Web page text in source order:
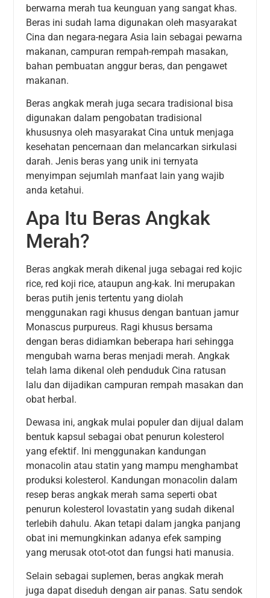
berwarna merah tua keunguan yang sangat khas.
Beras ini sudah lama digunakan oleh masyarakat
Cina dan negara-negara Asia lain sebagai pewarna
makanan, campuran rempah-rempah masakan,
bahan pembuatan anggur beras, dan pengawet
makanan.
Beras angkak merah juga secara tradisional bisa
digunakan dalam pengobatan tradisional
khususnya oleh masyarakat Cina untuk menjaga
kesehatan pencernaan dan melancarkan sirkulasi
darah. Jenis beras yang unik ini ternyata
menyimpan sejumlah manfaat lain yang wajib
anda ketahui.
Apa Itu Beras Angkak
Merah?
Beras angkak merah dikenal juga sebagai red kojic
rice, red koji rice, ataupun ang-kak. Ini merupakan
beras putih jenis tertentu yang diolah
menggunakan ragi khusus dengan bantuan jamur
Monascus purpureus. Ragi khusus bersama
dengan beras didiamkan beberapa hari sehingga
mengubah warna beras menjadi merah. Angkak
telah lama dikenal oleh penduduk Cina ratusan
lalu dan dijadikan campuran rempah masakan dan
obat herbal.
Dewasa ini, angkak mulai populer dan dijual dalam
bentuk kapsul sebagai obat penurun kolesterol
yang efektif. Ini menggunakan kandungan
monacolin atau statin yang mampu menghambat
produksi kolesterol. Kandungan monacolin dalam
resep beras angkak merah sama seperti obat
penurun kolesterol lovastatin yang sudah dikenal
terlebih dahulu. Akan tetapi dalam jangka panjang
obat ini memungkinkan adanya efek samping
yang merusak otot-otot dan fungsi hati manusia.
Selain sebagai suplemen, beras angkak merah
juga dapat diseduh dengan air panas. Satu sendok